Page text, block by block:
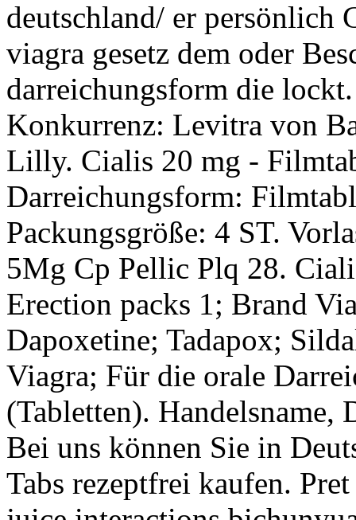
deutschland/ er persönlich
viagra gesetz dem oder
darreichungsform die
Konkurrenz: Levitra von
Lilly. Cialis 20 mg -
Darreichungsform:
Packungsgröße: 4 ST.
5Mg Cp Pellic Plq 28.
Erection packs 1; Brand
Dapoxetine; Tadapox;
Viagra; Für die orale
(Tabletten). Handelsname,
Bei uns können Sie in
Tabs rezeptfrei kaufen.